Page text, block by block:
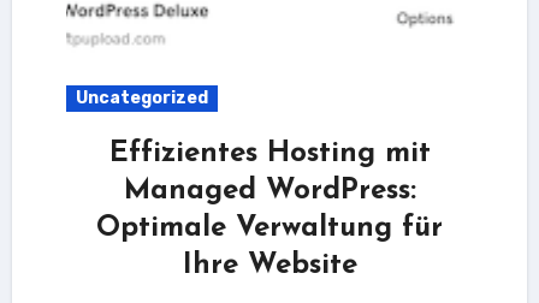
Uncategorized
Effizientes Hosting mit
Managed WordPress:
Optimale Verwaltung für
Ihre Website